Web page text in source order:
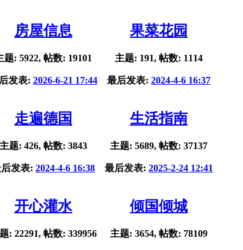
房屋信息
题: 5922, 帖数: 19101
发表: 2026-6-21 17:44
果菜花园
主题: 191, 帖数: 1114
最后发表: 2024-4-6 16:37
走遍德国
主题: 426, 帖数: 3843
发表: 2024-4-6 16:38
生活指南
主题: 5689, 帖数: 37137
最后发表: 2025-2-24 12:41
开心灌水
: 22291, 帖数: 339956
倾国倾城
主题: 3654, 帖数: 78109